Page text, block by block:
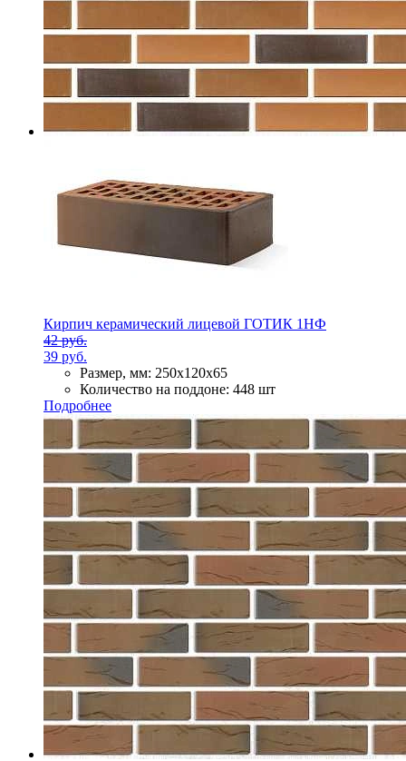
Кирпич керамический лицевой ГОТИК 1НФ
42 руб.
39 руб.
Размер, мм: 250х120х65
Количество на поддоне: 448 шт
Подробнее